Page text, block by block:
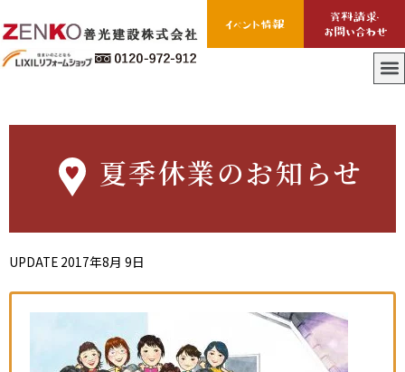
夏季休業のお知らせ
UPDATE 2017年8月 9日